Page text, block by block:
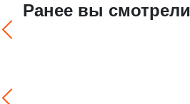
Ранее вы смотрели